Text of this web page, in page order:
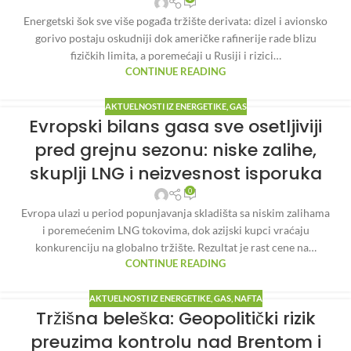
Energetski šok sve više pogađa tržište derivata: dizel i avionsko
gorivo postaju oskudniji dok američke rafinerije rade blizu
fizičkih limita, a poremećaji u Rusiji i rizici…
CONTINUE READING
AKTUELNOSTI IZ ENERGETIKE, GAS
Evropski bilans gasa sve osetljiviji
pred grejnu sezonu: niske zalihe,
skuplji LNG i neizvesnost isporuka
0
Evropa ulazi u period popunjavanja skladišta sa niskim zalihama
i poremećenim LNG tokovima, dok azijski kupci vraćaju
konkurenciju na globalno tržište. Rezultat je rast cene na…
CONTINUE READING
AKTUELNOSTI IZ ENERGETIKE, GAS, NAFTA
Tržišna beleška: Geopolitički rizik
preuzima kontrolu nad Brentom i